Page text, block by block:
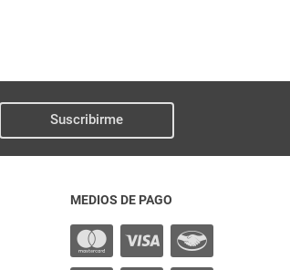
Suscribirme
MEDIOS DE PAGO